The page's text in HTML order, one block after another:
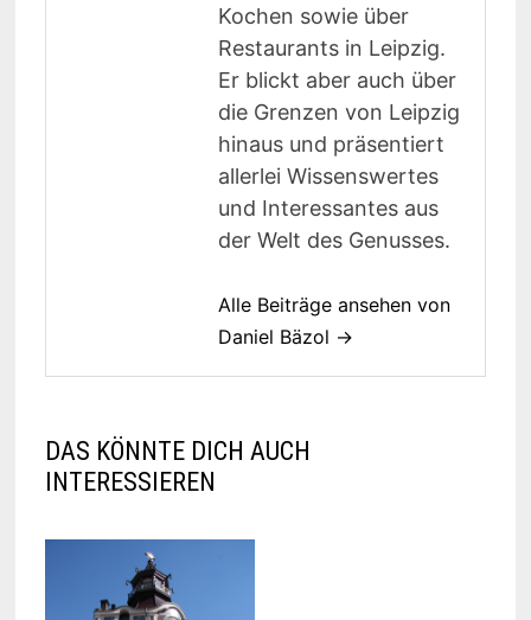
Kochen sowie über
Restaurants in Leipzig.
Er blickt aber auch über
die Grenzen von Leipzig
hinaus und präsentiert
allerlei Wissenswertes
und Interessantes aus
der Welt des Genusses.
Alle Beiträge ansehen von
Daniel Bäzol →
DAS KÖNNTE DICH AUCH
INTERESSIEREN